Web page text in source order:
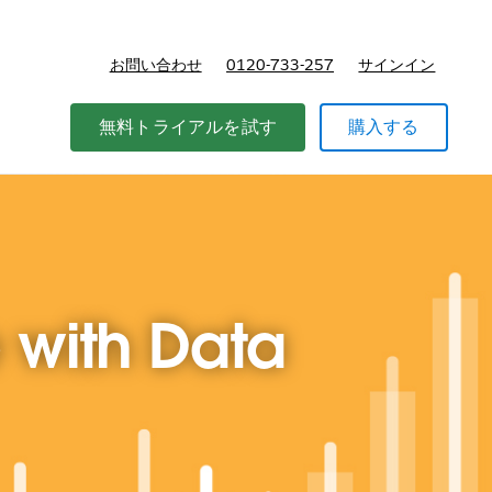
お問い合わせ 0120-733-257 サインイン
無料トライアルを試す 購入する
with Data